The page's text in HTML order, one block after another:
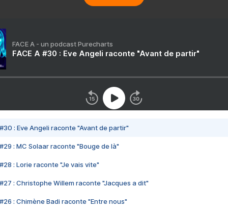
FACE A - un podcast Purecharts
FACE A #30 : Eve Angeli raconte "Avant de partir"
#30 : Eve Angeli raconte "Avant de partir"
#29 : MC Solaar raconte "Bouge de là"
#28 : Lorie raconte "Je vais vite"
#27 : Christophe Willem raconte "Jacques a dit"
#26 : Chimène Badi raconte "Entre nous"